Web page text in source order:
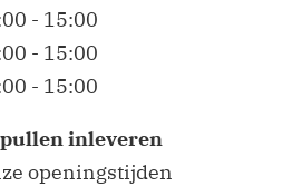
- 15:00
- 15:00
- 15:00
inleveren
openingstijden